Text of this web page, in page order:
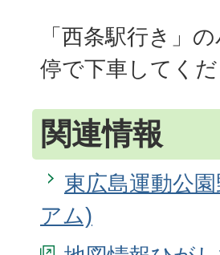
「西条駅行き」
停で下車してくだ
関連情報
東広島運動公
アム)